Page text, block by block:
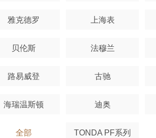
雅克德罗 上海表
贝伦斯 法穆兰
路易威登 古驰
海瑞温斯顿 迪奥
全部 TONDA PF系列